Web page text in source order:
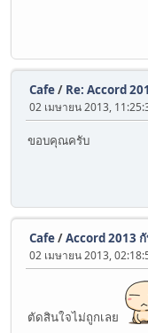
Cafe/ Re: Accord
02 เมษายน 2013,
ขอบคุณครับ
Cafe/Accord 2013
02 เมษายน 2013,
ตัดสินใจไม่ถูกเลย